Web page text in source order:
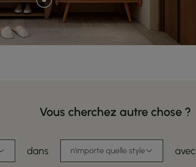
Vous cherchez autre chose ?
dans n'importe quelle style avec